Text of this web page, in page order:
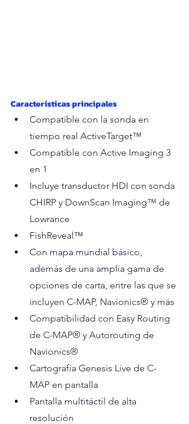
Características principales
Compatible con la sonda en
tiempo real ActiveTarget™
Compatible con Active Imaging 3
en 1
Incluye transductor HDI con sonda
CHIRP y DownScan Imaging™ de
Lowrance
FishReveal™
Con mapa mundial básico,
además de una amplia gama de
opciones de carta, entre las que se
incluyen C-MAP, Navionics® y más
Compatibilidad con Easy Routing
de C-MAP® y Autorouting de
Navionics®
Cartografía Genesis Live de C-
MAP en pantalla
Pantalla multitáctil de alta
resolución